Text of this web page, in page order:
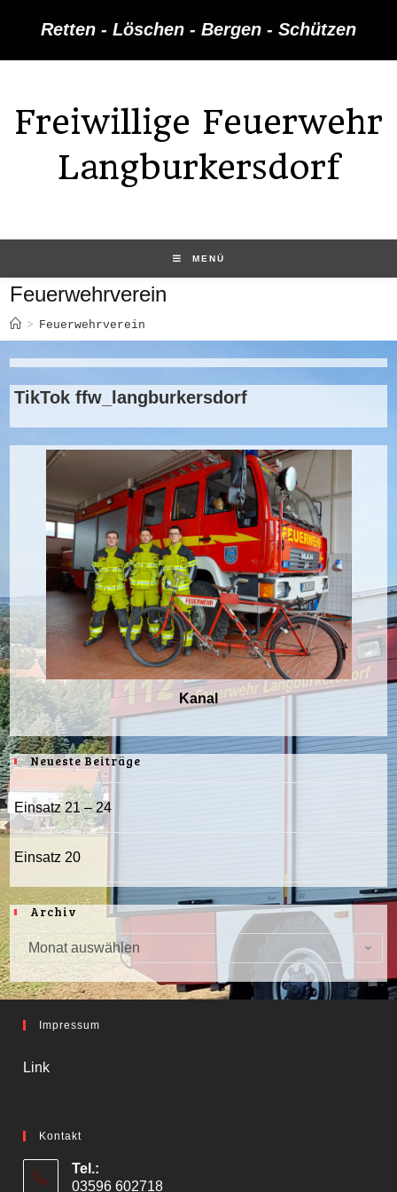
Retten - Löschen - Bergen - Schützen
Freiwillige Feuerwehr
Langburkersdorf
MENÜ
Feuerwehrverein
> Feuerwehrverein
TikTok ffw_langburkersdorf
Kanal
Neueste Beiträge
Einsatz 21 – 24
Einsatz 20
Archiv
Monat auswählen
Impressum
Link
Kontakt
Tel.:
03596 602718